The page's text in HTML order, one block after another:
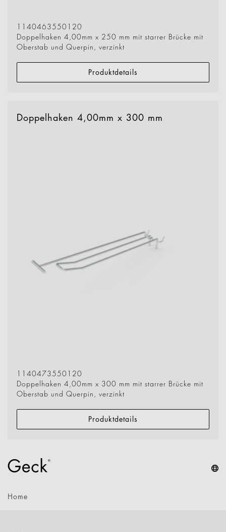
1140463550120
Doppelhaken 4,00mm x 250 mm mit starrer Brücke mit
Oberstab und Querpin, verzinkt
Produktdetails
Doppelhaken 4,00mm x 300 mm
1140473550120
Doppelhaken 4,00mm x 300 mm mit starrer Brücke mit
Oberstab und Querpin, verzinkt
Produktdetails
Home